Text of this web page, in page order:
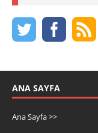
ANA SAYFA
Ana Sayfa >>